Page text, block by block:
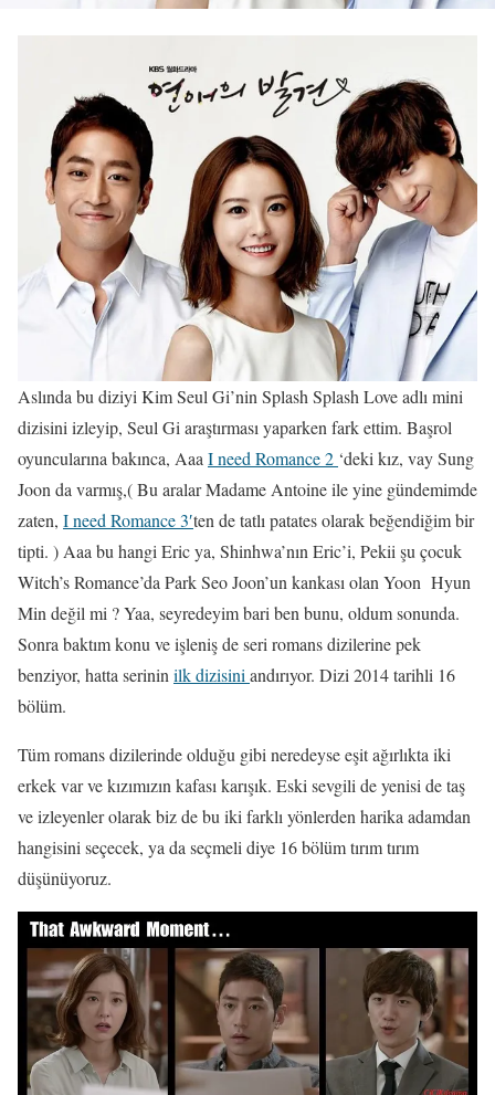
Aslında bu diziyi Kim Seul Gi’nin Splash Splash Love adlı mini
dizisini izleyip, Seul Gi araştırması yaparken fark ettim. Başrol
oyuncularına bakınca, Aaa I need Romance 2 ‘deki kız, vay Sung
Joon da varmış,( Bu aralar Madame Antoine ile yine gündemimde
zaten, I need Romance 3′ten de tatlı patates olarak beğendiğim bir
tipti. ) Aaa bu hangi Eric ya, Shinhwa’nın Eric’i, Pekii şu çocuk
Witch’s Romance’da Park Seo Joon’un kankası olan Yoon Hyun
Min değil mi ? Yaa, seyredeyim bari ben bunu, oldum sonunda.
Sonra baktım konu ve işleniş de seri romans dizilerine pek
benziyor, hatta serinin ilk dizisini andırıyor. Dizi 2014 tarihli 16
bölüm.
Tüm romans dizilerinde olduğu gibi neredeyse eşit ağırlıkta iki
erkek var ve kızımızın kafası karışık. Eski sevgili de yenisi de taş
ve izleyenler olarak biz de bu iki farklı yönlerden harika adamdan
hangisini seçecek, ya da seçmeli diye 16 bölüm tırım tırım
düşünüyoruz.